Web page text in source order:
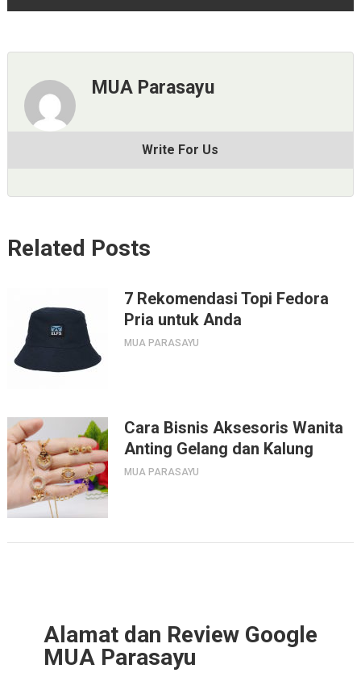
MUA Parasayu
Write For Us
Related Posts
7 Rekomendasi Topi Fedora
Pria untuk Anda
MUA PARASAYU
Cara Bisnis Aksesoris Wanita
Anting Gelang dan Kalung
MUA PARASAYU
Alamat dan Review Google
MUA Parasayu